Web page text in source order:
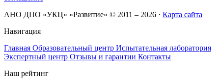
АНО ДПО «УКЦ» «Развитие» © 2011 – 2026 · Карта сайта
Навигация
Главная Образовательный центр Испытательная лаборатория
Экспертный центр Отзывы и гарантии Контакты
Наш рейтинг